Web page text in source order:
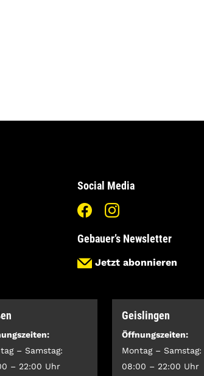
Social Media
Gebauer’s Newsletter
Jetzt abonnieren
– Samstag:
– 22:00 Uhr
Geislingen
Öffnungszeiten:
Montag – Samstag:
08:00 – 22:00 Uhr